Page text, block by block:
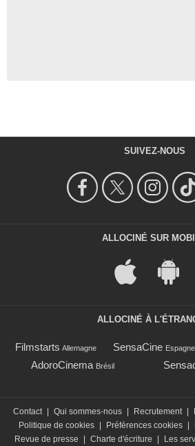
SUIVEZ-NOUS
ALLOCINÉ SUR
ALLOCINÉ À
Filmstarts Allemagne SensaCine Espagne
AdoroCinema Brésil
Contact Qui sommes-nous Recrutement
Politique de cookies
Préférences cookies
Revue de presse
Charte d'écriture Les